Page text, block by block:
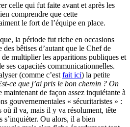
celle qui fut faite avant et après les
comprendre que cette
le fort de l’équipe en place.
la période fut riche en occasions
bêtises d’autant que le Chef de
multiplier les apparitions publiques et
ses capacités communicationnelles.
(comme c’est fait ici) la petite
ce que j’ai pris le bon chemin ? On
maintenant de façon assez inquiétante à
gouvernementales « sécuritaristes » :
où il va, mais il y va résolument, tête
s’inquiéter. Ou alors, il a bien